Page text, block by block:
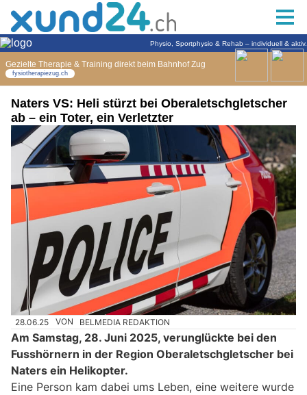
Naters VS: Heli stürzt bei Oberaletschgletscher
ab – ein Toter, ein Verletzter
28.06.25 VON BELMEDIA REDAKTION
Am Samstag, 28. Juni 2025, verunglückte bei den
Fusshörnern in der Region Oberaletschgletscher bei
Naters ein Helikopter.
Eine Person kam dabei ums Leben, eine weitere wurde